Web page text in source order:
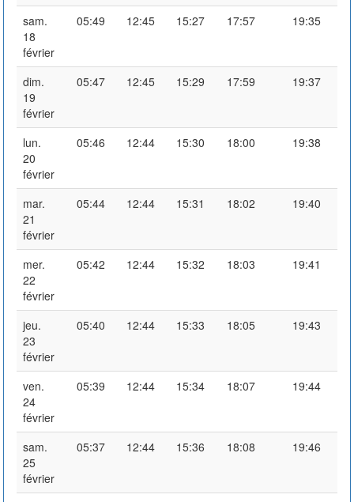
sam.
18
février
05:49 12:45 15:27 17:57 19:35
dim.
19
février
05:47 12:45 15:29 17:59 19:37
lun.
20
février
05:46 12:44 15:30 18:00 19:38
mar.
21
février
05:44 12:44 15:31 18:02 19:40
mer.
22
février
05:42 12:44 15:32 18:03 19:41
jeu.
23
février
05:40 12:44 15:33 18:05 19:43
ven.
24
février
05:39 12:44 15:34 18:07 19:44
sam.
25
février
05:37 12:44 15:36 18:08 19:46